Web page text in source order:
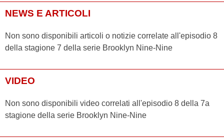
NEWS E ARTICOLI
Non sono disponibili articoli o notizie correlate all'episodio 8
della stagione 7 della serie Brooklyn Nine-Nine
VIDEO
Non sono disponibili video correlati all'episodio 8 della 7a
stagione della serie Brooklyn Nine-Nine